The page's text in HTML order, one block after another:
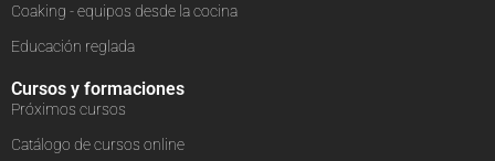
Coaking - equipos desde la cocina
Educación reglada
Cursos y formaciones
Próximos cursos
Catálogo de cursos online